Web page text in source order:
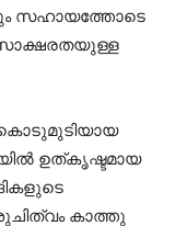
സഹായത്തോടെ
കൊടുമുടിയായ
ഉത്കൃഷ്ടമായ
കാത്തു